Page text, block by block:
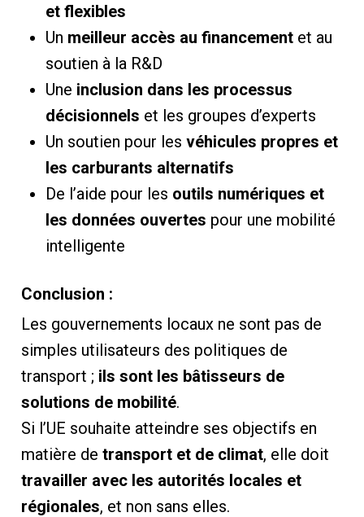
et flexibles
Un meilleur accès au financementet au
soutien à la R&D
Une inclusion dans les processus
décisionnels et les groupes d’experts
Un soutien pour les véhicules propres et
les carburants alternatifs
De l’aide pour les outils numériques et
les données ouvertes pour une mobilité
intelligente
Conclusion :
Les gouvernements locaux ne sont pas de
simples utilisateurs des politiques de
transport ; ils sont les bâtisseurs de
solutions de mobilité.
Si l’UE souhaite atteindre ses objectifs en
matière de transport et de climat, elle doit
travailler avec les autorités locales et
régionales, et non sans elles.